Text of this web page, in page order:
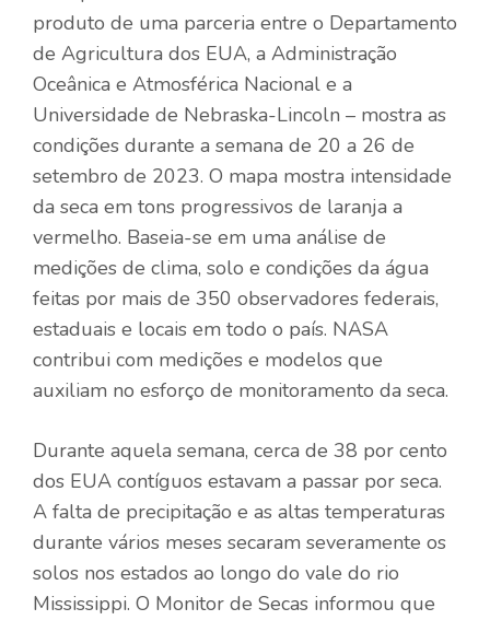
produto de uma parceria entre o Departamento
de Agricultura dos EUA, a Administração
Oceânica e Atmosférica Nacional e a
Universidade de Nebraska-Lincoln – mostra as
condições durante a semana de 20 a 26 de
setembro de 2023. O mapa mostra intensidade
da seca em tons progressivos de laranja a
vermelho. Baseia-se em uma análise de
medições de clima, solo e condições da água
feitas por mais de 350 observadores federais,
estaduais e locais em todo o país. NASA
contribui com medições e modelos que
auxiliam no esforço de monitoramento da seca.
Durante aquela semana, cerca de 38 por cento
dos EUA contíguos estavam a passar por seca.
A falta de precipitação e as altas temperaturas
durante vários meses secaram severamente os
solos nos estados ao longo do vale do rio
Mississippi. O Monitor de Secas informou que